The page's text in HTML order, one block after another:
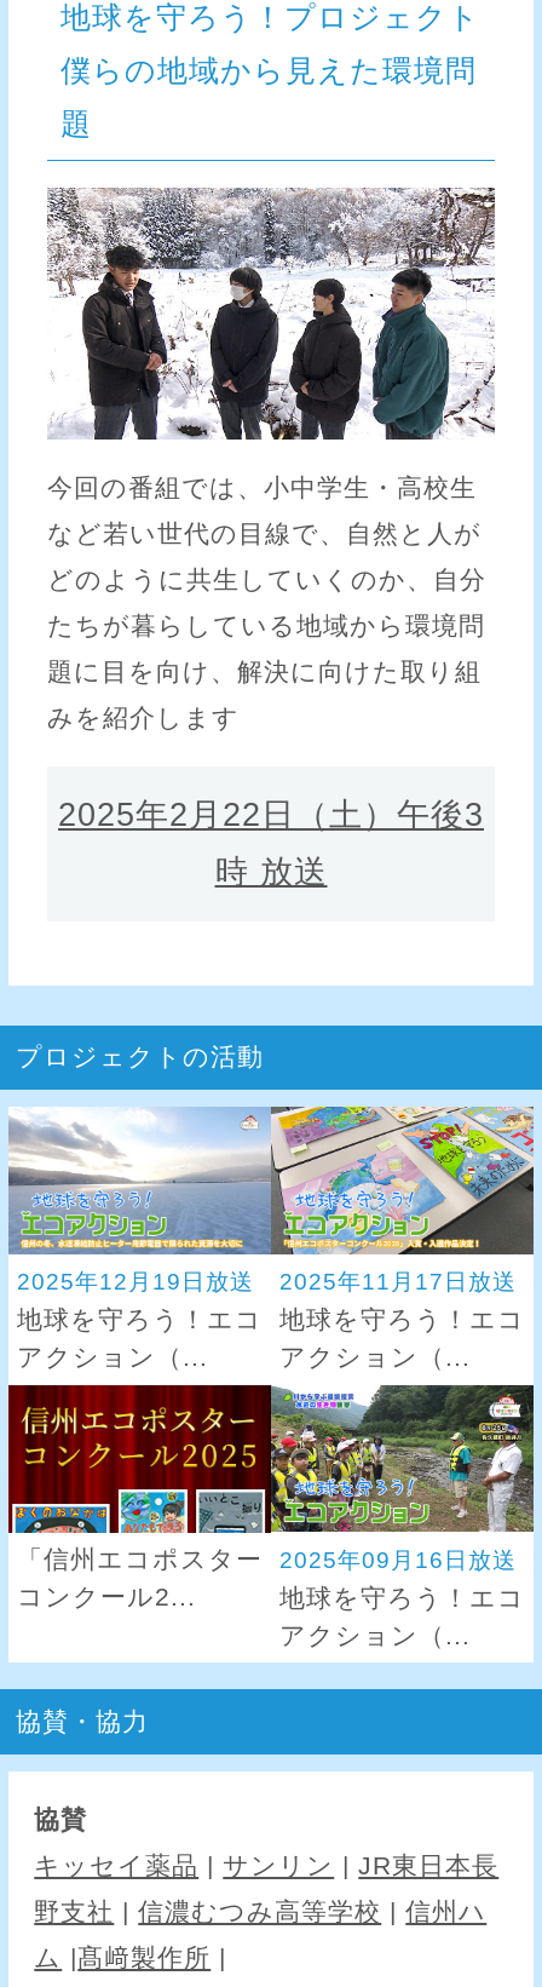
地球を守ろう！プロジェクト
僕らの地域から見えた環境問
題
今回の番組では、小中学生・高校生
など若い世代の目線で、自然と人が
どのように共生していくのか、自分
たちが暮らしている地域から環境問
題に目を向け、解決に向けた取り組
みを紹介します
2025年2月22日（土）午後3
時 放送
プロジェクトの活動
2025年12月19日放送
地球を守ろう！エコ
アクション（...
2025年11月17日放送
地球を守ろう！エコ
アクション（...
「信州エコポスター
コンクール2...
2025年09月16日放送
地球を守ろう！エコ
アクション（...
協賛・協力
協賛
キッセイ薬品 | サンリン |JR東日本長
野支社 |信濃むつみ高等学校 |信州ハ
ム |髙﨑製作所 |